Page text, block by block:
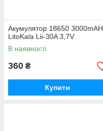
Акумулятор 18650 3000mAH
LitoKala Lii-30A 3,7V
В наявності
360 ₴
Купити